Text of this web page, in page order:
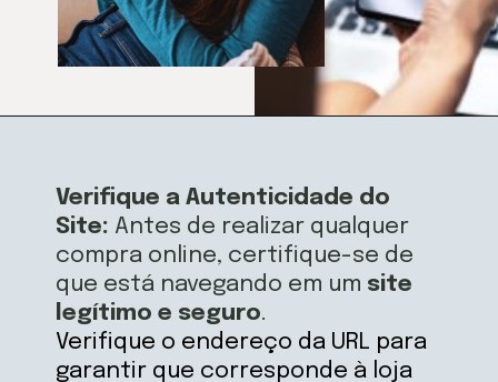
Verifique a Autenticidade do
Site: Antes de realizar qualquer
compra online, certifique-se de
que está navegando em um site
legítimo e seguro.
Verifique o endereço da URL para
garantir que corresponde à loja